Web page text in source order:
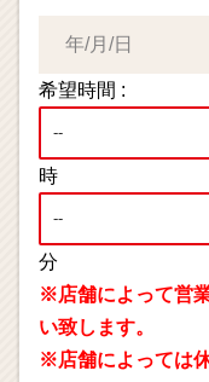
希望時間 :
時
分
※店舗によって営
い致します。
※店舗によっては